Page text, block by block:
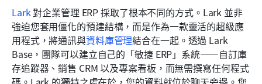
Lark 對企業管理 ERP 採取了根本不同的方式。Lark 並非
強迫您套用僵化的預建結構，而是作為一款靈活的超級應
用程式，將通訊與資料庫管理結合在一起。透過 Lark
Base，團隊可以建立自己的「敏捷 ERP」系統——自訂庫
存追蹤器、銷售 CRM 以及專案看板，而無需撰寫任何程式